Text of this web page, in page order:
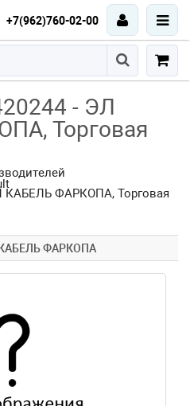
+7(962)760-02-00
- ЭЛ
Торговая
КАБЕЛЬ ФАРКОПА, Торговая
КАБЕЛЬ ФАРКОПА